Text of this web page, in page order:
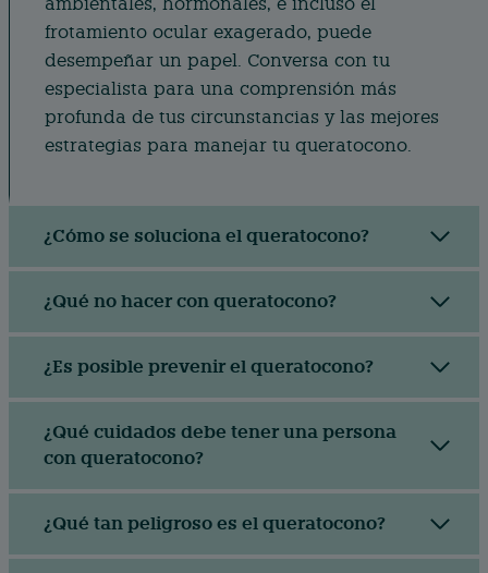
frotamiento ocular exagerado, puede
desempeñar un papel. Conversa con tu
especialista para una comprensión más
profunda de tus circunstancias y las mejores
estrategias para manejar tu queratocono.
¿Cómo se soluciona el queratocono?
¿Qué no hacer con queratocono?
¿Es posible prevenir el queratocono?
¿Qué cuidados debe tener una persona
con queratocono?
¿Qué tan peligroso es el queratocono?